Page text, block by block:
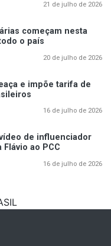
21 de julho de 2026
começam nesta
o país
20 de julho de 2026
e impõe tarifa de
16 de julho de 2026
de influenciador
ao PCC
16 de julho de 2026